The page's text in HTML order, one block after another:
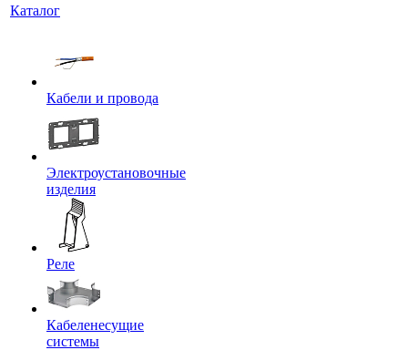
Каталог
Кабели и провода
Электроустановочные
изделия
Реле
Кабеленесущие
системы